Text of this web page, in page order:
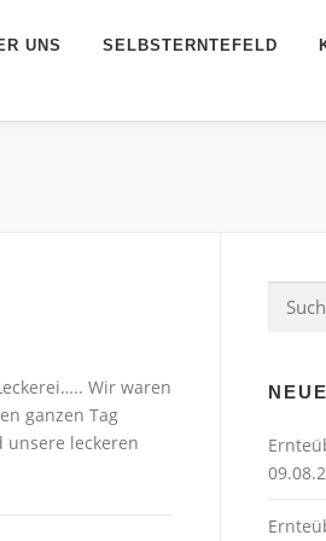
UNS SELBSTERNTEFELD
Wir waren
ganzen Tag
unsere leckeren
Suchen
nach: